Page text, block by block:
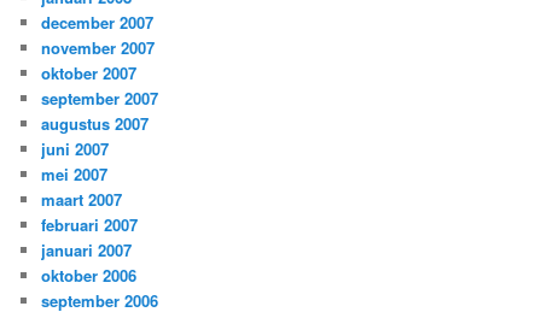
december 2007
november 2007
oktober 2007
september 2007
augustus 2007
juni 2007
mei 2007
maart 2007
februari 2007
januari 2007
oktober 2006
september 2006